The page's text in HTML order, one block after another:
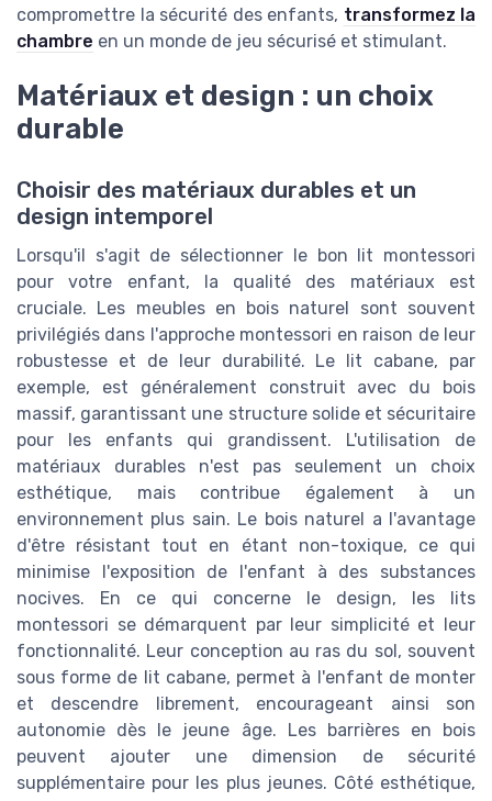
compromettre la sécurité des enfants, transformez la
chambre en un monde de jeu sécurisé et stimulant.
Matériaux et design : un choix
durable
Choisir des matériaux durables et un
design intemporel
Lorsqu'il s'agit de sélectionner le bon lit montessori
pour votre enfant, la qualité des matériaux est
cruciale. Les meubles en bois naturel sont souvent
privilégiés dans l'approche montessori en raison de leur
robustesse et de leur durabilité. Le lit cabane, par
exemple, est généralement construit avec du bois
massif, garantissant une structure solide et sécuritaire
pour les enfants qui grandissent. L'utilisation de
matériaux durables n'est pas seulement un choix
esthétique, mais contribue également à un
environnement plus sain. Le bois naturel a l'avantage
d'être résistant tout en étant non-toxique, ce qui
minimise l'exposition de l'enfant à des substances
nocives. En ce qui concerne le design, les lits
montessori se démarquent par leur simplicité et leur
fonctionnalité. Leur conception au ras du sol, souvent
sous forme de lit cabane, permet à l'enfant de monter
et descendre librement, encourageant ainsi son
autonomie dès le jeune âge. Les barrières en bois
peuvent ajouter une dimension de sécurité
supplémentaire pour les plus jeunes. Côté esthétique,